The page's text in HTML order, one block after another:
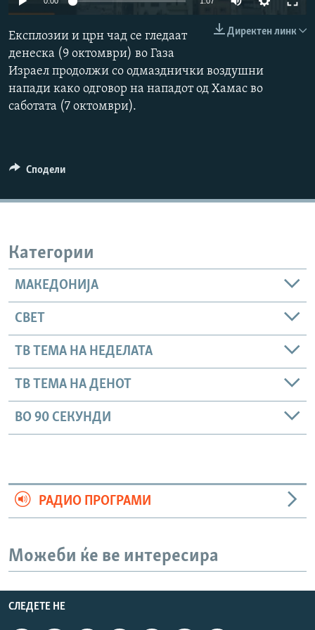
РСЕ веб страници
Auto 240p 480p
720p
480p
Директен линк
Експлозии и црн чад се гледаат
денеска (9 октомври) во Газа
Израел продолжи со одмазднички воздушни
напади како одговор на нападот од Хамас во
саботата (7 октомври).
Сподели
Категории
МАКЕДОНИЈА
СВЕТ
ТВ ТЕМА НА НЕДЕЛАТА
ТВ ТЕМА НА ДЕНОТ
ВО 90 СЕКУНДИ
РАДИО ПРОГРАМИ
Можеби ќе ве интересира
СЛЕДЕТЕ НЕ